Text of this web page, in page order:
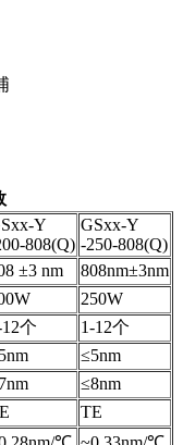
Y
808(Q)
GSxx-Y
-250-808(Q)
±3 nm
808nm±3nm
250W
12个
1-12个
≤5nm
≤8nm
TE